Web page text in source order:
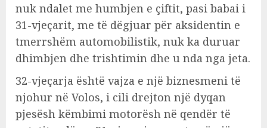
nuk ndalet me humbjen e çiftit, pasi babai i
31-vjeçarit, me të dëgjuar për aksidentin e
tmerrshëm automobilistik, nuk ka duruar
dhimbjen dhe trishtimin dhe u nda nga jeta.
32-vjeçarja është vajza e një biznesmeni të
njohur në Volos, i cili drejton një dyqan
pjesësh këmbimi motorësh në qendër të